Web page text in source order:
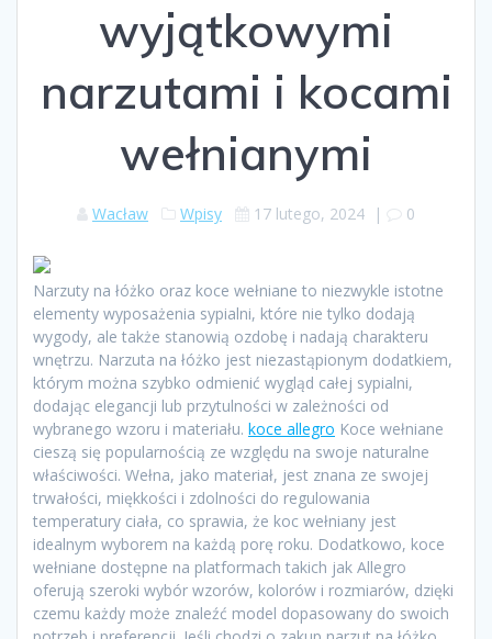
wyjątkowymi
narzutami i kocami
wełnianymi
Wacław Wpisy 17 lutego, 2024 | 0
Narzuty na łóżko oraz koce wełniane to niezwykle istotne
elementy wyposażenia sypialni, które nie tylko dodają
wygody, ale także stanowią ozdobę i nadają charakteru
wnętrzu. Narzuta na łóżko jest niezastąpionym dodatkiem,
którym można szybko odmienić wygląd całej sypialni,
dodając elegancji lub przytulności w zależności od
wybranego wzoru i materiału. koce allegro Koce wełniane
cieszą się popularnością ze względu na swoje naturalne
właściwości. Wełna, jako materiał, jest znana ze swojej
trwałości, miękkości i zdolności do regulowania
temperatury ciała, co sprawia, że koc wełniany jest
idealnym wyborem na każdą porę roku. Dodatkowo, koce
wełniane dostępne na platformach takich jak Allegro
oferują szeroki wybór wzorów, kolorów i rozmiarów, dzięki
czemu każdy może znaleźć model dopasowany do swoich